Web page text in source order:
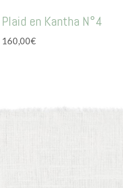
Plaid en Kantha N°4
160,00€